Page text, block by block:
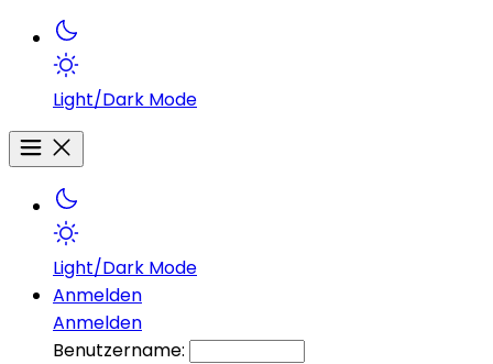
Light/Dark Mode
Light/Dark Mode
Anmelden
Anmelden
Benutzername: